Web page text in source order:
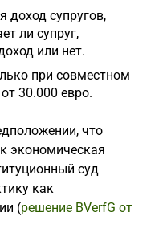
доход супругов,
ли супруг,
или нет.
при совместном
30.000 евро.
что
экономическая
суд
как
(решение BVerfG от